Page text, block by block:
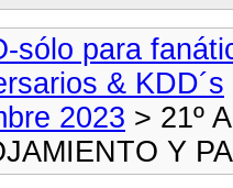
sólo para
& KDD´s
2023 > 21º
Y